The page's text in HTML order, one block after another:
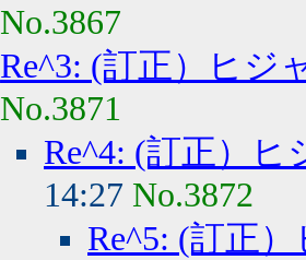
No.3867
Re^3: (訂正）ヒジ
No.3871
Re^4: (訂正）
14:27 No.3872
Re^5: (訂正